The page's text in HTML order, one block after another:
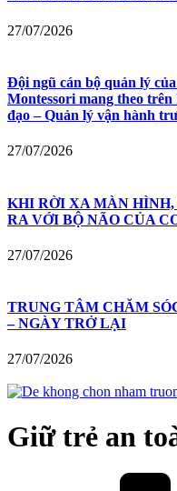
27/07/2026
Đội ngũ cán bộ quản lý
Montessori mang theo
đạo – Quản lý vận hành
27/07/2026
KHI RỜI XA MÀN
RA VỚI BỘ NÃO CỦA
27/07/2026
TRUNG TÂM CHĂM
– NGÀY TRỞ LẠI
27/07/2026
Giữ trẻ an